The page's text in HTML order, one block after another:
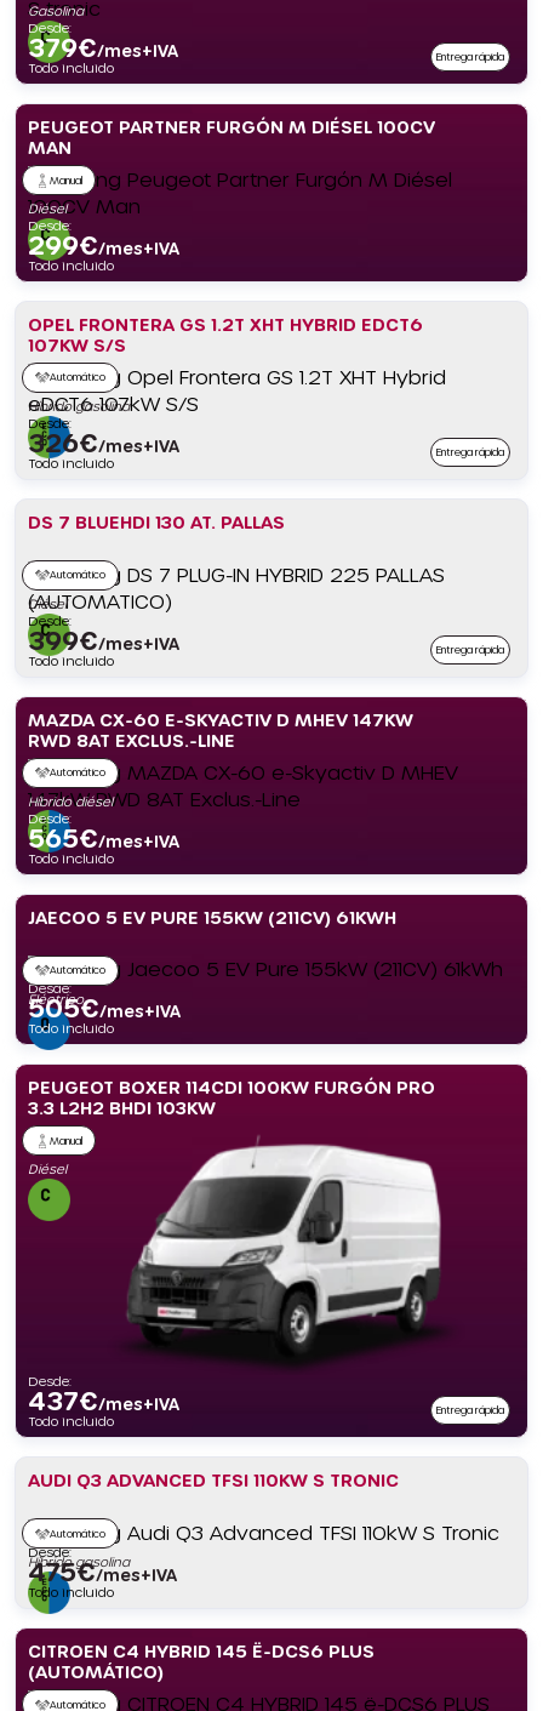
Gasolina
Desde:
379€/mes+IVA
Todo incluido
Entrega rápida
PEUGEOT PARTNER FURGÓN M DIÉSEL 100CV
MAN
Manual
Diésel
Desde:
299€/mes+IVA
Todo incluido
OPEL FRONTERA GS 1.2T XHT HYBRID EDCT6
107KW S/S
Automático
Híbrido gasolina
Desde:
326€/mes+IVA
Todo incluido
Entrega rápida
DS 7 BLUEHDI 130 AT. PALLAS
Automático
Diésel
Desde:
399€/mes+IVA
Todo incluido
Entrega rápida
MAZDA CX-60 E-SKYACTIV D MHEV 147KW
RWD 8AT EXCLUS.-LINE
Automático
Híbrido diésel
Desde:
565€/mes+IVA
Todo incluido
JAECOO 5 EV PURE 155KW (211CV) 61KWH
Automático
Eléctrico
Desde:
505€/mes+IVA
Todo incluido
PEUGEOT BOXER 114CDI 100KW FURGÓN PRO
3.3 L2H2 BHDI 103KW
Manual
Diésel
Desde:
437€/mes+IVA
Todo incluido
Entrega rápida
AUDI Q3 ADVANCED TFSI 110KW S TRONIC
Automático
Híbrido gasolina
Desde:
475€/mes+IVA
Todo incluido
CITROEN C4 HYBRID 145 Ë-DCS6 PLUS
(AUTOMÁTICO)
Automático